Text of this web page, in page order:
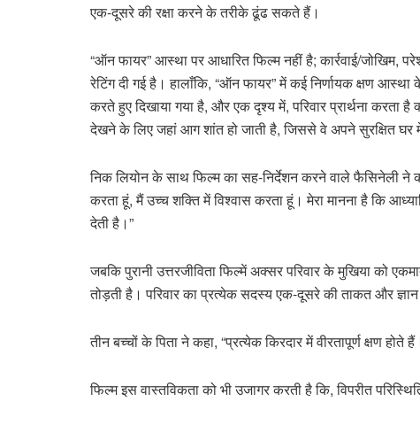
एक-दूसरे की रक्षा करने के तरीके ढूंढ सकते हैं।
“ऑन फायर” आस्था पर आधारित फिल्म नहीं है; कार्रवाई/जोखिम,
रेटिंग दी गई है। हालाँकि, “ऑन फायर” में कई निर्णायक क्षण आस्था
करते हुए दिखाया गया है, और एक दृश्य में, परिवार प्रार्थना
देखने के लिए जहां आग शांत हो जाती है, जिससे वे अपने सुरक्षित घर
निक लियोन के साथ फिल्म का सह-निर्देशन करने वाले फैसिनेली ने
करता हूं, मैं उच्च शक्ति में विश्वास करता हूं। मेरा मानना ​​है कि
देती है।”
जबकि पुरानी उत्तरजीविता फिल्में अक्सर परिवार के मुखिया को
तोड़ती है। परिवार का प्रत्येक सदस्य एक-दूसरे की ताकत और
तीन बच्चों के पिता ने कहा, “प्रत्येक किरदार में वीरतापूर्ण क्षण होते
फिल्म इस वास्तविकता को भी उजागर करती है कि, विपरीत